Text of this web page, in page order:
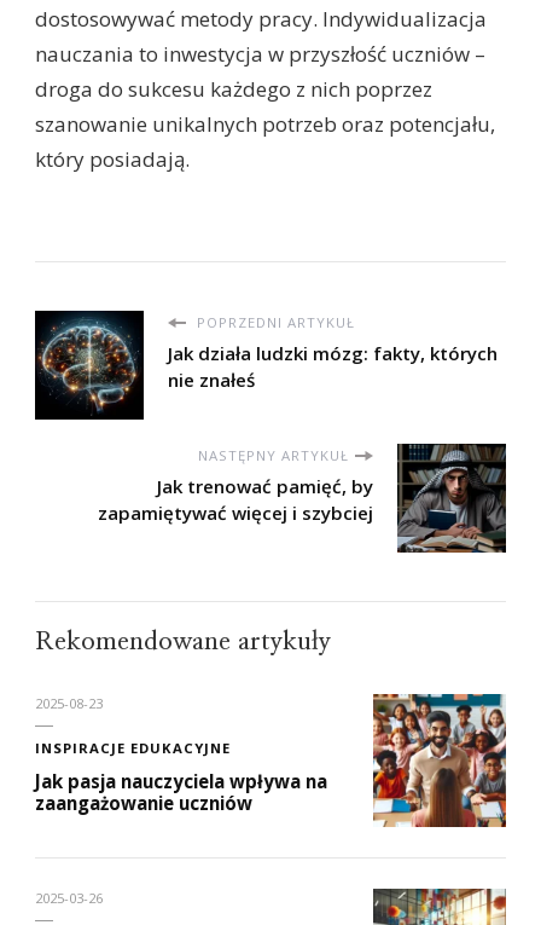
dostosowywać metody pracy. Indywidualizacja
nauczania to inwestycja w przyszłość uczniów –
droga do sukcesu każdego z nich poprzez
szanowanie unikalnych potrzeb oraz potencjału,
który posiadają.
POPRZEDNI ARTYKUŁ
Jak działa ludzki mózg: fakty, których
nie znałeś
NASTĘPNY ARTYKUŁ
Jak trenować pamięć, by
zapamiętywać więcej i szybciej
Rekomendowane artykuły
2025-08-23
INSPIRACJE EDUKACYJNE
Jak pasja nauczyciela wpływa na
zaangażowanie uczniów
2025-03-26